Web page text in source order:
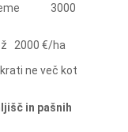
3000
2000 €/ha
ne več kot
in pašnih